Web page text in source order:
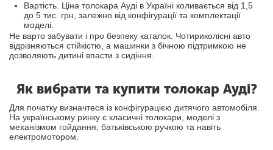
Вартість. Ціна толокара Ауді в Україні коливається від 1,5
до 5 тис. грн, залежно від конфігурації та комплектації
моделі.
Не варто забувати і про безпеку каталок. Чотириколісні авто
відрізняються стійкістю, а машинки з бічною підтримкою не
дозволяють дитині впасти з сидіння.
Як вибрати та купити толокар Ауді?
Для початку визначтеся із конфігурацією дитячого автомобіля.
На українському ринку є класичні толокари, моделі з
механізмом гойдання, батьківською ручкою та навіть
електромотором.